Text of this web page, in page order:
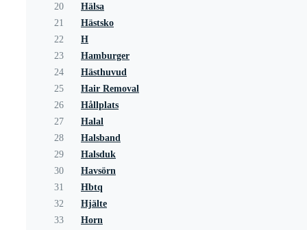
20
Hälsa
21
Hästsko
22
H
23
Hamburger
24
Hästhuvud
25
Hair Removal
26
Hållplats
27
Halal
28
Halsband
29
Halsduk
30
Havsörn
31
Hbtq
32
Hjälte
33
Horn